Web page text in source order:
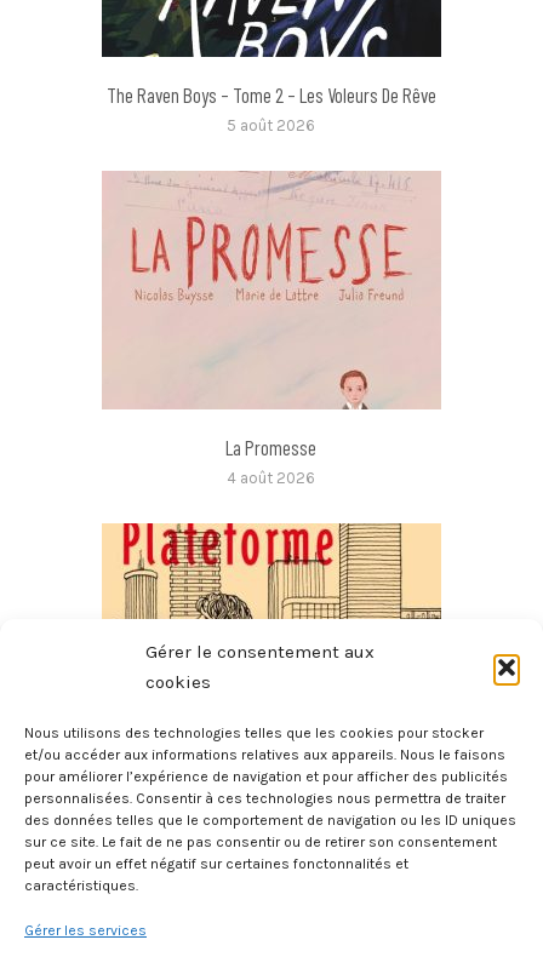
Gérer le consentement aux
cookies
Nous utilisons des technologies telles que les cookies pour stocker
et/ou accéder aux informations relatives aux appareils. Nous le faisons
pour améliorer l’expérience de navigation et pour afficher des publicités
personnalisées. Consentir à ces technologies nous permettra de traiter
des données telles que le comportement de navigation ou les ID uniques
sur ce site. Le fait de ne pas consentir ou de retirer son consentement
peut avoir un effet négatif sur certaines fonctonnalités et
caractéristiques.
Gérer les services
The Raven Boys – Tome 2 – Les Voleurs De Rêve
5 août 2026
La Promesse
4 août 2026
Plateforme
1 août 2026